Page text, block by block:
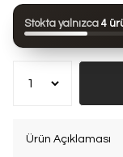
Bu ürün son 24
Stokta yalnızca 4
Ürün Açıklaması